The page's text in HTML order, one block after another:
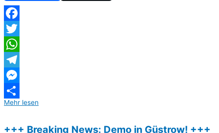
Facebook
Twitter
WhatsApp
Telegram
Messenger
Teilen
Mehr lesen
+++ Breaking News: Demo in Güstrow! +++